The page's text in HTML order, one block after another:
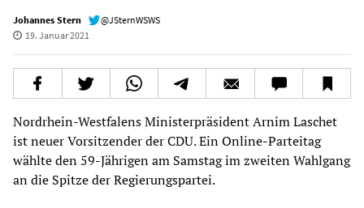
Johannes Stern
@JSternWSWS
19. Januar 2021
Nordrhein-Westfalens Ministerpräsident Arnim Laschet
ist neuer Vorsitzender der CDU. Ein Online-Parteitag
wählte den 59-Jährigen am Samstag im zweiten Wahlgang
an die Spitze der Regierungspartei.